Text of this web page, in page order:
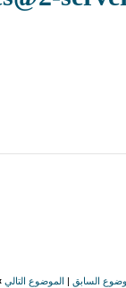
السابق الموضوع التالي